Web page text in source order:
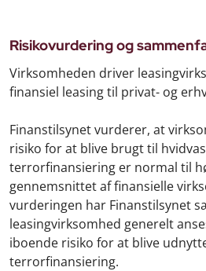
Risikovurdering og
Virksomheden driver
finansiel leasing til privat- og
Finanstilsynet vurderer, at
risiko for at blive brugt til
terrorfinansiering er normal til
gennemsnittet af finansielle
vurderingen har Finanstilsynet
leasingvirksomhed generelt
iboende risiko for at blive
terrorfinansiering.